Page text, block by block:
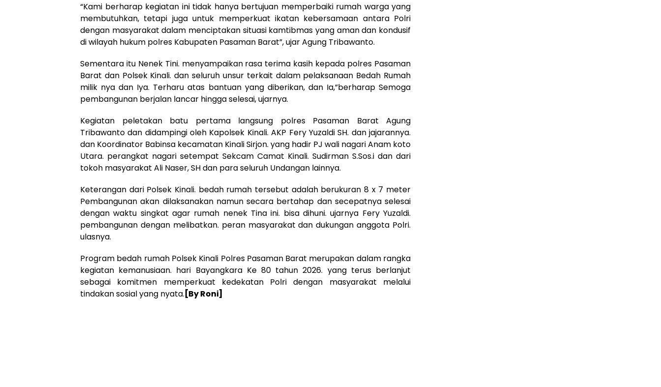
“Kami berharap kegiatan ini tidak hanya bertujuan memperbaiki rumah warga yang
membutuhkan, tetapi juga untuk memperkuat ikatan kebersamaan antara Polri
dengan masyarakat dalam menciptakan situasi kamtibmas yang aman dan kondusif
di wilayah hukum polres Kabupaten Pasaman Barat”, ujar Agung Tribawanto.
Sementara itu Nenek Tini. menyampaikan rasa terima kasih kepada polres Pasaman
Barat dan Polsek Kinali. dan seluruh unsur terkait dalam pelaksanaan Bedah Rumah
milik nya dan Iya. Terharu atas bantuan yang diberikan, dan Ia,”berharap Semoga
pembangunan berjalan lancar hingga selesai, ujarnya.
Kegiatan peletakan batu pertama langsung polres Pasaman Barat Agung
Tribawanto dan didampingi oleh Kapolsek Kinali. AKP Fery Yuzaldi SH. dan jajarannya.
dan Koordinator Babinsa kecamatan Kinali Sirjon. yang hadir PJ wali nagari Anam koto
Utara. perangkat nagari setempat Sekcam Camat Kinali. Sudirman S.Sos.i dan dari
tokoh masyarakat Ali Naser, SH dan para seluruh Undangan lainnya.
Keterangan dari Polsek Kinali. bedah rumah tersebut adalah berukuran 8 x 7 meter
Pembangunan akan dilaksanakan namun secara bertahap dan secepatnya selesai
dengan waktu singkat agar rumah nenek Tina ini. bisa dihuni. ujarnya Fery Yuzaldi.
pembangunan dengan melibatkan. peran masyarakat dan dukungan anggota Polri.
ulasnya.
Program bedah rumah Polsek Kinali Polres Pasaman Barat merupakan dalam rangka
kegiatan kemanusiaan. hari Bayangkara Ke 80 tahun 2026. yang terus berlanjut
sebagai komitmen memperkuat kedekatan Polri dengan masyarakat melalui
tindakan sosial yang nyata. [By Roni]